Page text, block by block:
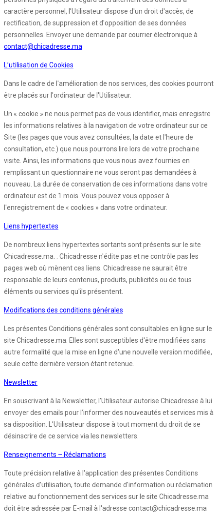
caractère personnel, l’Utilisateur dispose d'un droit d'accès, de
rectification, de suppression et d'opposition de ses données
personnelles. Envoyer une demande par courrier électronique à
contact@chicadresse.ma
L’utilisation de Cookies
Dans le cadre de l'amélioration de nos services, des cookies pourront
être placés sur l'ordinateur de l'Utilisateur.
Un « cookie » ne nous permet pas de vous identifier, mais enregistre
les informations relatives à la navigation de votre ordinateur sur ce
Site (les pages que vous avez consultées, la date et l'heure de
consultation, etc.) que nous pourrons lire lors de votre prochaine
visite. Ainsi, les informations que vous nous avez fournies en
remplissant un questionnaire ne vous seront pas demandées à
nouveau. La durée de conservation de ces informations dans votre
ordinateur est de 1 mois. Vous pouvez vous opposer à
l'enregistrement de « cookies » dans votre ordinateur.
Liens hypertextes
De nombreux liens hypertextes sortants sont présents sur le site
Chicadresse.ma. . Chicadresse n'édite pas et ne contrôle pas les
pages web où mènent ces liens. Chicadresse ne saurait être
responsable de leurs contenus, produits, publicités ou de tous
éléments ou services qu'ils présentent.
Modifications des conditions générales
Les présentes Conditions générales sont consultables en ligne sur le
site Chicadresse.ma. Elles sont susceptibles d'être modifiées sans
autre formalité que la mise en ligne d'une nouvelle version modifiée,
seule cette dernière version étant retenue.
Newsletter
En souscrivant à la Newsletter, l’Utilisateur autorise Chicadresse à lui
envoyer des emails pour l’informer des nouveautés et services mis à
sa disposition. L’Utilisateur dispose à tout moment du droit de se
désinscrire de ce service via les newsletters.
Renseignements – Réclamations
Toute précision relative à l'application des présentes Conditions
générales d’utilisation, toute demande d'information ou réclamation
relative au fonctionnement des services sur le site Chicadresse.ma
doit être adressée par E-mail à l'adresse contact@chicadresse.ma